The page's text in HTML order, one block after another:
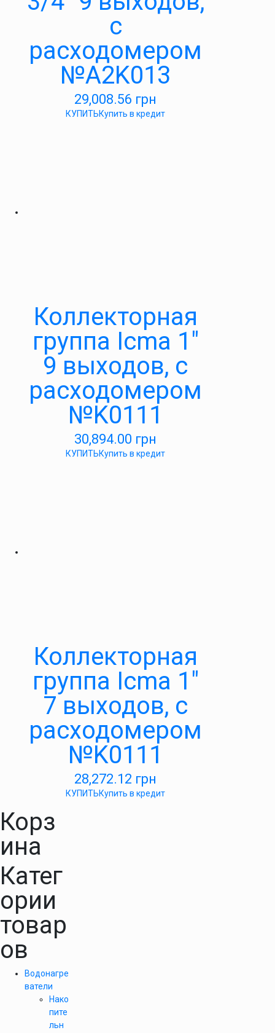
с
расходомером
№A2K013
29,008.56 грн
КУПИТЬКупить в кредит
Коллекторная
группа Icma 1″
9 выходов, с
расходомером
№K0111
30,894.00 грн
КУПИТЬКупить в кредит
Коллекторная
группа Icma 1″
7 выходов, с
расходомером
№K0111
28,272.12 грн
КУПИТЬКупить в кредит
Корз
ина
Катег
ории
товар
ов
Водонагре
ватели
Нако
пите
льн